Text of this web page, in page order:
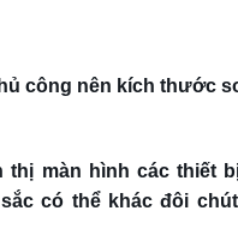
công nên kích thước
thị màn hình các thiết
có thể khác đôi